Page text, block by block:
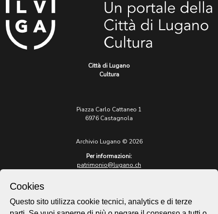
Città di Lugano
Cultura
Piazza Carlo Cattaneo 1
6976 Castagnola
Archivio Lugano © 2026
Per informazioni:
patrimonio@lugano.ch
lugano.ch
Cookies
Questo sito utilizza cookie tecnici, analytics e di terze